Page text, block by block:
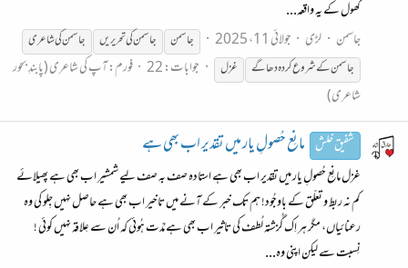
کھول کے یہ واقعہ...
جاسمن
لڑی جولائی 11، 2025 جاسمن جاسمن کی تحریریں
جاسمن کی شاعری
جاسمن کے شروع کردہ دھاگے
غزل جوابات: 22 فورم:آپ کی شاعری (پابندِ بحور
شاعری)
شفیق خلش مانِع حُصولِ یار میں تقدیر اب بھی ہے
غزل مانِع حُصولِ یار میں تقدیر اب بھی ہے استادہ صف بہ صف لیے شمشیر اب بھی ہے پھیلائے
کم نہ ربط و تعلّق کے باوجُود! ہم تک خبر کے آنے میں تاخیر اب بھی ہے حاصل نہیں جِلو کی وہ
رعنائیاں، مگر ہر اِک گُزشتہ لُطف کی تاثیر اب بھی ہے مُدّت ہُوئی کہ اُن سے عِلاقہ نہیں کوئی !
نِسبت سے لیکن اپنی وہ...